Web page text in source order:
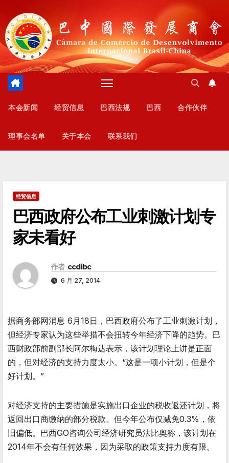
内
本会新闻 经贸信息 巴西法规 巴西 合作伙伴
理事会名单 关于本会 联系我们
经贸信息
巴西政府公布工业刺激计划专
家未看好
作者 ccdibc
6 月 27, 2014
据商务部网消息 6月18日，巴西政府公布了工业刺激计划，
但经济专家认为这些举措不会扭转今年经济下降的趋势。巴
西财政部前副部长阿尔梅达表示，该计划理论上讲是正面
的，但对经济的支持力度太小。“这是一项小计划，但是个
好计划。”
对经济支持的主要措施是实施出口企业的税收返还计划，将
返回出口商缴纳的部分税款。但今年公布仅减免0.3%，依
旧偏低。巴西GO咨询公司经济研究员法比奥称，该计划在
2014年不会有任何效果，因为采取的政策支持力度有限。